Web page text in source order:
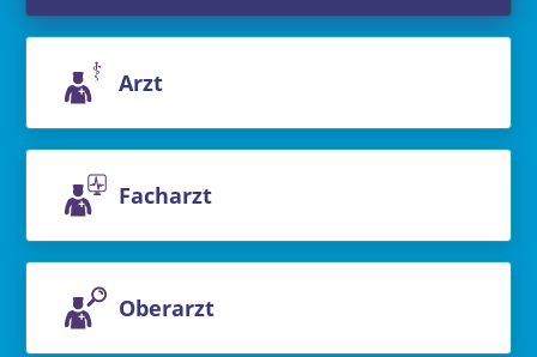
Arzt
Facharzt
Oberarzt